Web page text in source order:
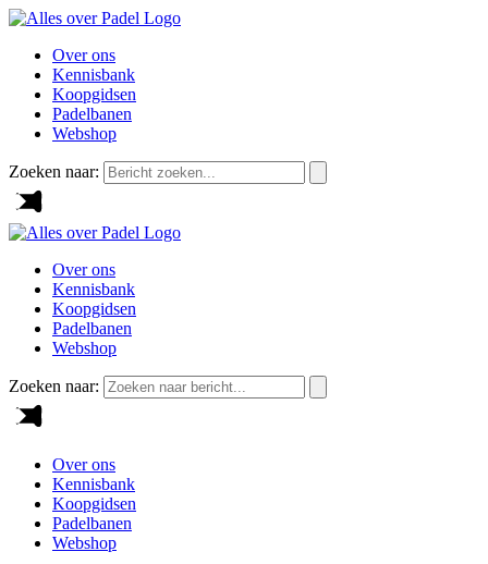
Over ons
Kennisbank
Koopgidsen
Padelbanen
Webshop
Zoeken naar:
Over ons
Kennisbank
Koopgidsen
Padelbanen
Webshop
Zoeken naar:
Over ons
Kennisbank
Koopgidsen
Padelbanen
Webshop